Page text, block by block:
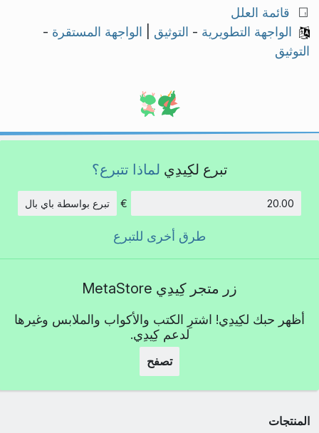
قائمة العلل
الواجهة التطويرية - التوثيق الواجهة المستقرة -
التوثيق
تبرع لكِيدِي لماذا تتبرع؟
€ تبرع بواسطة باي بال
طرق أخرى للتبرع
زر متجر كِيدِي MetaStore
أظهر حبك لكِيدِي! اشترِ الكتب والأكواب والملابس وغيرها
لدعم كِيدِي.
تصفح
المنتجات